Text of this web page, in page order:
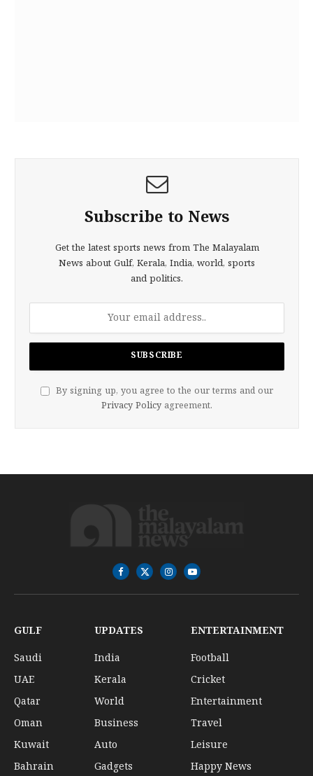
Subscribe to News
Get the latest sports news from The Malayalam
News about Gulf, Kerala, India, world, sports
and politics.
By signing up, you agree to the our terms and our
Privacy Policy agreement.
Facebook
X
(Twitter)
InstagramYouTube
GULF
Saudi
UAE
Qatar
Oman
Kuwait
Bahrain
UPDATES
India
Kerala
World
Business
Auto
Gadgets
ENTERTAINMENT
Football
Cricket
Entertainment
Travel
Leisure
Happy News